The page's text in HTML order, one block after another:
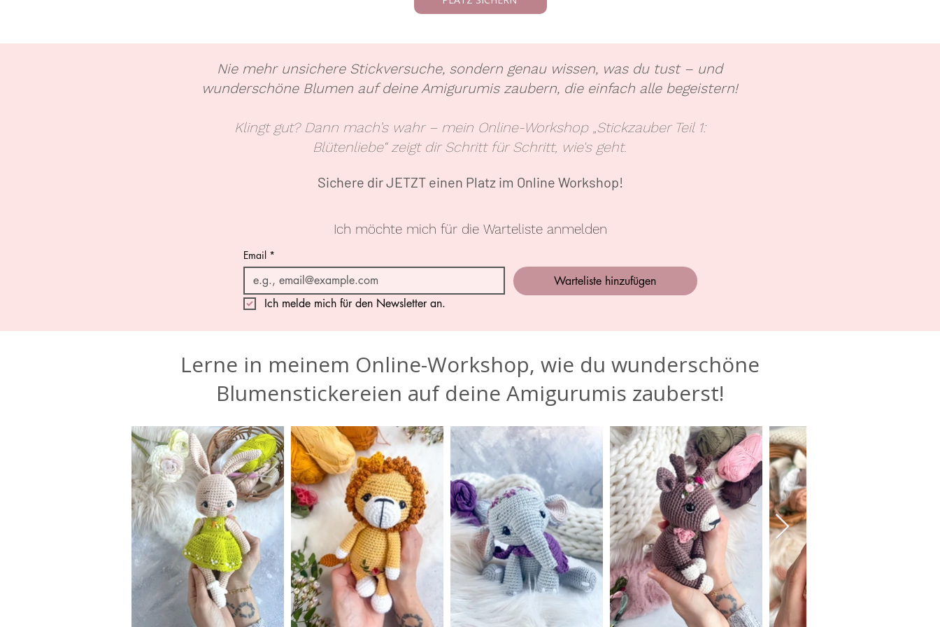
Nie mehr unsichere Stickversuche, sondern genau wissen, was du tust – und
wunderschöne Blumen auf deine Amigurumis zaubern, die einfach alle begeistern!
Klingt gut? Dann mach’s wahr – mein Online-Workshop „Stickzauber Teil 1:
Blütenliebe“ zeigt dir Schritt für Schritt, wie's geht.
Sichere dir JETZT einen Platz im Online Workshop!
Ich möchte mich für die Warteliste anmelden
Email *
Warteliste hinzufügen
Ich melde mich für den Newsletter an.
Lerne in meinem Online-Workshop, wie du wunderschöne
Blumenstickereien auf deine Amigurumis zauberst!